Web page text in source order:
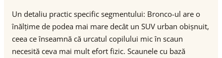
Un detaliu practic specific segmentului: Bronco-ul are o
înălțime de podea mai mare decât un SUV urban obișnuit,
ceea ce înseamnă că urcatul copilului mic în scaun
necesită ceva mai mult efort fizic. Scaunele cu bază